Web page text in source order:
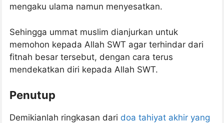
mengaku ulama namun menyesatkan.
Sehingga ummat muslim dianjurkan untuk
memohon kepada Allah SWT agar terhindar dari
fitnah besar tersebut, dengan cara terus
mendekatkan diri kepada Allah SWT.
Penutup
Demikianlah ringkasan dari doa tahiyat akhir yang